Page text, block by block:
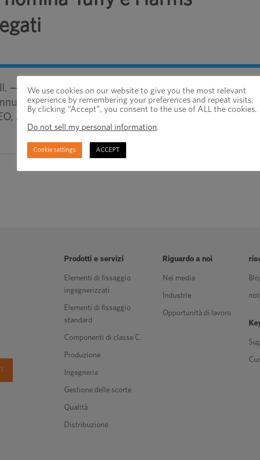
— Optimas Solutions, produttore-distributore
mercoledì l'elevazione di Mike Tuffy a CEO,
Americas.
Prodotti e servizi
Elementi di fissaggio
ingegnerizzati
Elementi di fissaggio
standard
Componenti di classe C.
Produzione
Ingegneria
Gestione delle scorte
Qualità
Distribuzione
Riguardo a noi
Nei media
Industrie
Opportunità di lavoro
We use cookies on our website to give you the most relevant
experience by remembering your preferences and repeat visits.
By clicking “Accept”, you consent to the use of ALL the cookies.
Do not sell my personal information.
Cookie settings ACCEPT